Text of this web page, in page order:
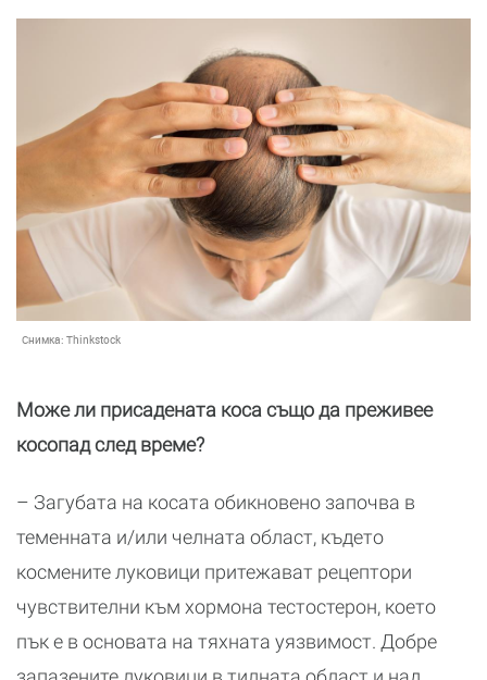
Снимка: Thinkstock
Може ли присадената коса също да преживее
косопад след време?
– Загубата на косата обикновено започва в
теменната и/или челната област, където
космените луковици притежават рецептори
чувствителни към хормона тестостерон, което
пък е в основата на тяхната уязвимост. Добре